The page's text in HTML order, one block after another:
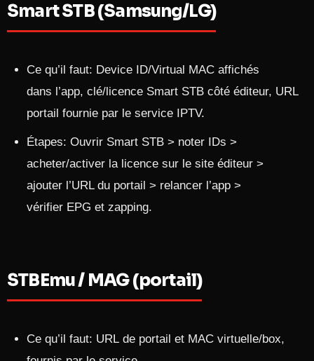
Smart STB (Samsung/LG)
Ce qu’il faut: Device ID/Virtual MAC affichés
dans l’app, clé/licence Smart STB côté éditeur, URL
portail fournie par le service IPTV.
Étapes: Ouvrir Smart STB > noter IDs >
acheter/activer la licence sur le site éditeur >
ajouter l’URL du portail > relancer l’app >
vérifier EPG et zapping.
STBEmu / MAG (portail)
Ce qu’il faut: URL de portail et MAC virtuelle/box,